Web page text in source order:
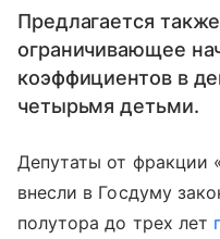
Предлагается
ограничивающее
коэффициентов в
четырьмя детьми.
Депутаты от фракции
внесли в Госдуму
полутора до трех лет